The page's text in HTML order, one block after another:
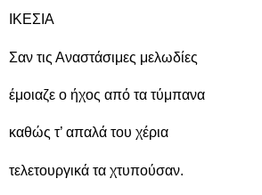
ΙΚΕΣΙΑ
Σαν τις Αναστάσιμες μελωδίες
έμοιαζε ο ήχος από τα τύμπανα
καθώς τ’ απαλά του χέρια
τελετουργικά τα χτυπούσαν.